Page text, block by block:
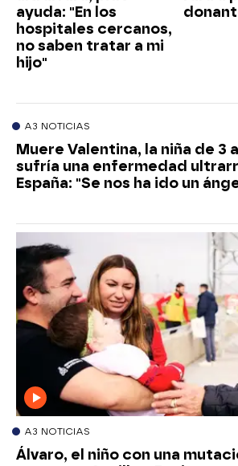
ayuda: "En los
hospitales cercanos,
no saben tratar a mi
hijo"
A3 NOTICIAS
Muere Valentina, la niña de 3
sufría una enfermedad
España: "Se nos ha ido un
A3 NOTICIAS
Álvaro, el niño con una